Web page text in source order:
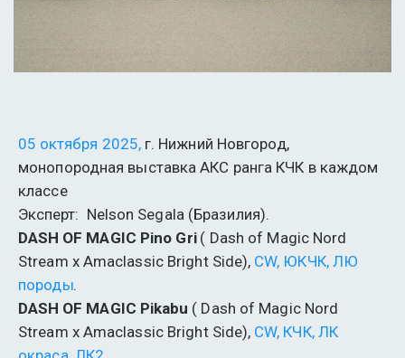
05 октября 2025, г. Нижний Новгород,
монопородная выставка АКС ранга КЧК в каждом
классе
Эксперт:  Nelson Segala (Бразилия).
DASH OF MAGIC Pino Gri ( Dash of Magic Nord
Stream x Amaclassic Bright Side), CW, ЮКЧК, ЛЮ
породы.
DASH OF MAGIC Pikabu ( Dash of Magic Nord
Stream x Amaclassic Bright Side), CW, КЧК, ЛК